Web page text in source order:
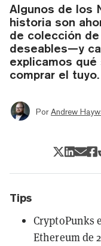
Algunos de los
historia son
de colección
deseables—y
explicamos
comprar el tuyo.
Por Andrew
Tips
CryptoPunks
Ethereum de